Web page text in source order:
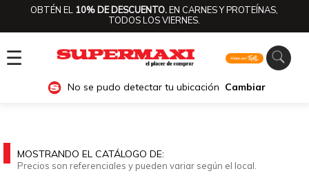
OBTÉN EL 10% DE DESCUENTO.EN CARNES Y PROTEÍNAS,
TODOS LOS VIERNES.
☰
No se pudo detectar tu ubicación Cambiar
MOSTRANDO EL CATÁLOGO DE:
Precios son referenciales y pueden variar según el local.